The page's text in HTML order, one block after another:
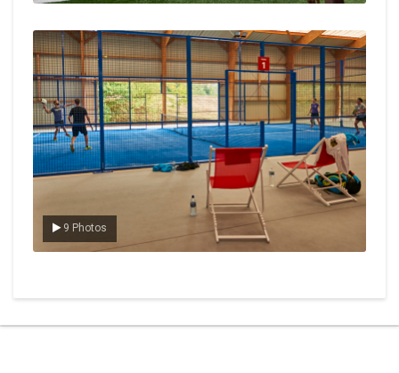
9 Photos
Le padel